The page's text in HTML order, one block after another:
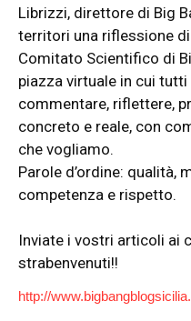
Librizzi, direttore di Big
territori una riflessione
Comitato Scientifico di
piazza virtuale in cui
commentare, riflettere,
concreto e reale, con
che vogliamo.
Parole d’ordine: qualità,
competenza e rispetto.
Inviate i vostri articoli ai
strabenvenuti!!
http://